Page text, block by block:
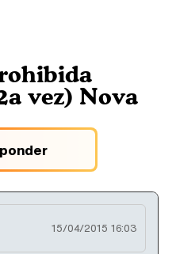
vez) Nova
15/04/2015 16:03